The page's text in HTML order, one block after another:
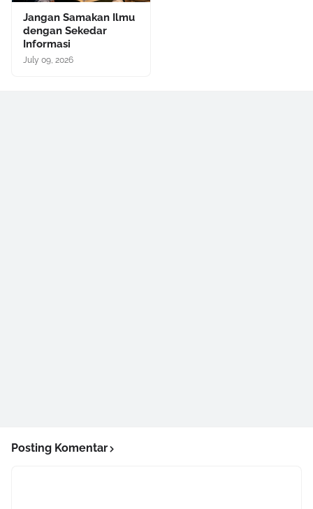
Jangan Samakan Ilmu
dengan Sekedar
Informasi
July 09, 2026
Posting Komentar